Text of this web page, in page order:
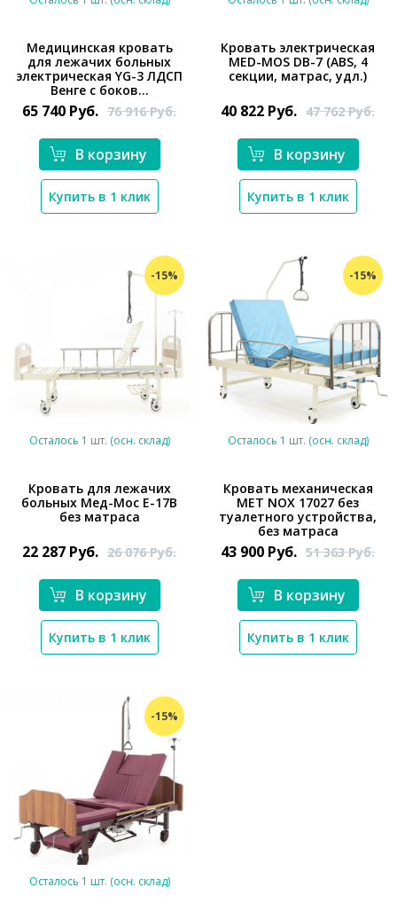
*}
Медицинская кровать
для лежачих больных
электрическая YG-3 ЛДСП
Венге с боков...
65 740 Руб. 76 916Руб.
В корзину
Купить в 1 клик
*}
Кровать электрическая
MED-MOS DB-7 (ABS, 4
секции, матрас, удл.)
40 822 Руб. 47 762Руб.
В корзину
Купить в 1 клик
-15%
*}
Осталось 1 шт. (осн. склад)
Кровать для лежачих
больных Мед-Мос Е-17В
без матраса
22 287 Руб. 26 076Руб.
В корзину
Купить в 1 клик
-15%
*}
Осталось 1 шт. (осн. склад)
Кровать механическая
MET NOX 17027 без
туалетного устройства,
без матраса
43 900 Руб. 51 363Руб.
В корзину
Купить в 1 клик
-15%
Осталось 1 шт. (осн. склад)